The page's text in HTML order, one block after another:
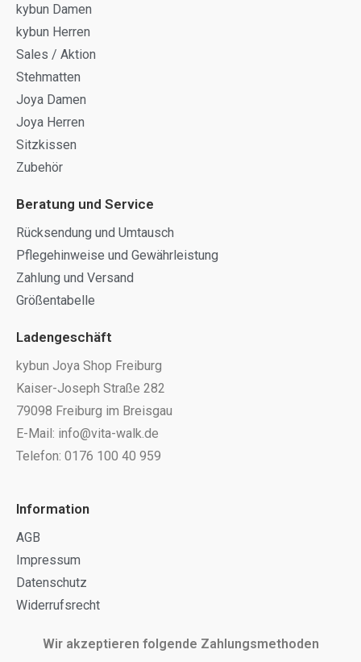
kybun Damen
kybun Herren
Sales / Aktion
Stehmatten
Joya Damen
Joya Herren
Sitzkissen
Zubehör
Beratung und Service
Rücksendung und Umtausch
Pflegehinweise und Gewährleistung
Zahlung und Versand
Größentabelle
Ladengeschäft
kybun Joya Shop Freiburg
Kaiser-Joseph Straße 282
79098 Freiburg im Breisgau
E-Mail: info@vita-walk.de
Telefon: 0176 100 40 959
Information
AGB
Impressum
Datenschutz
Widerrufsrecht
Wir akzeptieren folgende Zahlungsmethoden